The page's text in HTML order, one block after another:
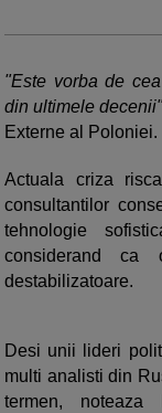
"Este vorba de
din ultimele
Externe al Poloniei.
Actuala criza
consultantilor
tehnologie
considerand
destabilizatoare.
Desi unii lideri
multi analisti din
termen, noteaza